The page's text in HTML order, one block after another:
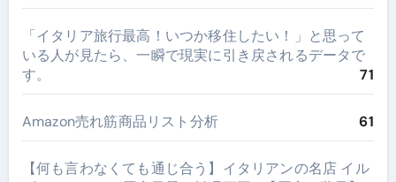
​「イタリア旅行最高！いつか移住したい！」と思って
いる人が見たら、一瞬で現実に引き戻されるデータで
す。
71
Amazon売れ筋商品リスト分析 61
【何も言わなくても通じ合う】イタリアンの名店 イル